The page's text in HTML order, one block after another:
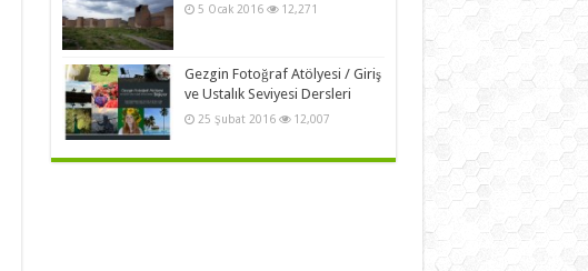
5 Ocak 2016 12,271
Gezgin Fotoğraf Atölyesi / Giriş
ve Ustalık Seviyesi Dersleri
25 Şubat 2016 12,007